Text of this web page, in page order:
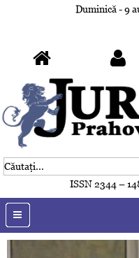
Duminică - 9
ISSN 2344 –